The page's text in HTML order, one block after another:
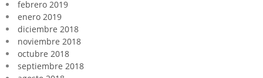
febrero 2019
enero 2019
diciembre 2018
noviembre 2018
octubre 2018
septiembre 2018